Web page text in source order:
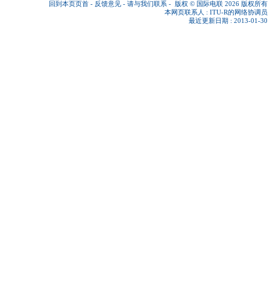
回到本页页首 - 反馈意见 - 请与我们联系 - 版权 © 国际电联 2026 版权所有
本网页联系人 : ITU-R的网络协调员
最近更新日期 : 2013-01-30